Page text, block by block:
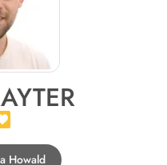
Howald